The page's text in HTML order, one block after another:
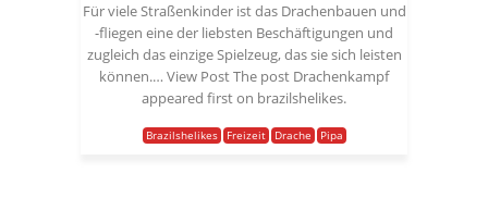
Für viele Straßenkinder ist das Drachenbauen und
-fliegen eine der liebsten Beschäftigungen und
zugleich das einzige Spielzeug, das sie sich leisten
können.… View Post The post Drachenkampf
appeared first on brazilshelikes.
Brazilshelikes Freizeit Drache Pipa